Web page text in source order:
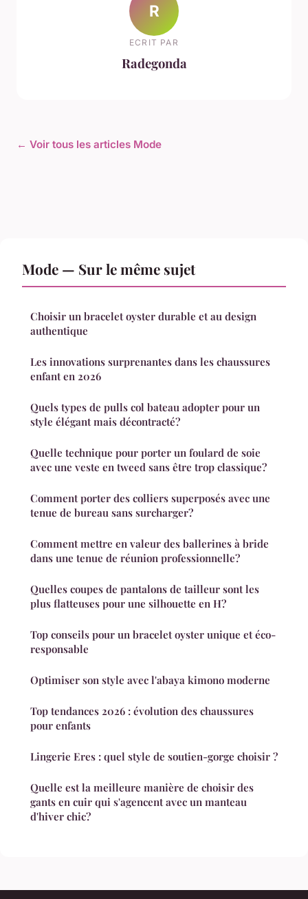
R
ECRIT PAR
Radegonda
← Voir tous les articles Mode
Mode — Sur le même sujet
Choisir un bracelet oyster durable et au design
authentique
Les innovations surprenantes dans les chaussures
enfant en 2026
Quels types de pulls col bateau adopter pour un
style élégant mais décontracté?
Quelle technique pour porter un foulard de soie
avec une veste en tweed sans être trop classique?
Comment porter des colliers superposés avec une
tenue de bureau sans surcharger?
Comment mettre en valeur des ballerines à bride
dans une tenue de réunion professionnelle?
Quelles coupes de pantalons de tailleur sont les
plus flatteuses pour une silhouette en H?
Top conseils pour un bracelet oyster unique et éco-
responsable
Optimiser son style avec l'abaya kimono moderne
Top tendances 2026 : évolution des chaussures
pour enfants
Lingerie Eres : quel style de soutien-gorge choisir ?
Quelle est la meilleure manière de choisir des
gants en cuir qui s'agencent avec un manteau
d'hiver chic?